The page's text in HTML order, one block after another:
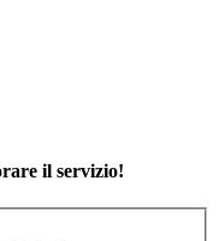
il servizio!